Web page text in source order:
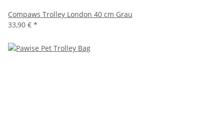
Compaws Trolley London 40 cm Grau
33,90 € *